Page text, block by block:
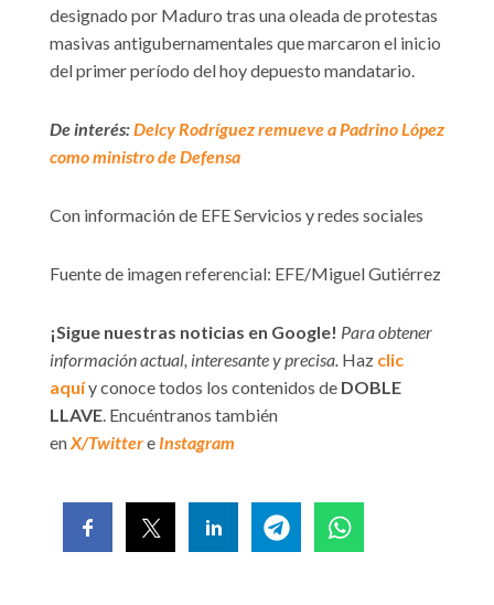
designado por Maduro tras una oleada de protestas
masivas antigubernamentales que marcaron el inicio
del primer período del hoy depuesto mandatario.
De interés:Delcy Rodríguez remueve a Padrino López
como ministro de Defensa
Con información de EFE Servicios y redes sociales
Fuente de imagen referencial: EFE/Miguel Gutiérrez
¡Sigue nuestras noticias en Google! Para obtener
información actual, interesante y precisa. Haz clic
aquíy conoce todos los contenidos de DOBLE
LLAVE. Encuéntranos también
enX/Twittere Instagram